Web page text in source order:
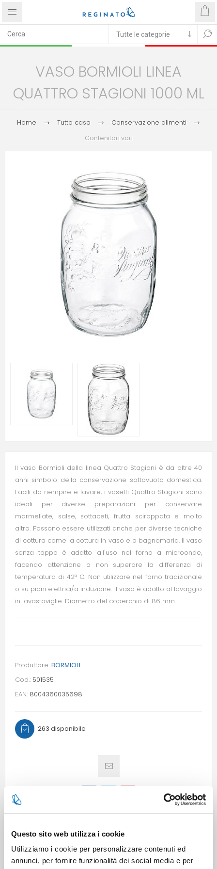
Questo sito web utilizza i cookie
Utilizziamo i cookie per personalizzare contenuti ed
annunci, per fornire funzionalità dei social media e per
VASO BORMIOLI LINEA
QUATTRO STAGIONI 1000 ML
Home Tutto casa
Conservazione alimenti
Contenitori vari
Il vaso Bormioli della linea Quattro Stagioni è da oltre 40
anni simbolo della conservazione sottovuoto domestica.
Facili da riempire e lavare, i vasetti Quattro Stagioni sono
ideali per diverse preparazioni: per conservare
marmellate, salse, sottaceti, frutta sciroppata e molto
altro. Possono essere utilizzati anche per diverse tecniche
di cottura come la cottura in vaso e a bagnomaria. Il vaso
senza tappo è adatto all'uso nel forno a microonde,
facendo attenzione a non superare la differenza di
temperatura di 42° C. Non utilizzare nel forno tradizionale
o su piani elettrici/a induzione. Il vaso è adatto al lavaggio
in lavastoviglie. Diametro del coperchio di 86 mm.
Produttore: BORMIOLI
Cod.: 501535
EAN: 8004360035698
263 disponibile
CARATTERISTICHE
CONTATTACI